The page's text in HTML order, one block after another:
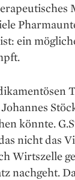
ein
könnte.
nicht das
Wirtszelle
nachgeht.